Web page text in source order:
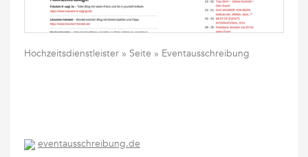
Hochzeitsdienstleister » Seite » Eventausschreibung
eventausschreibung.de